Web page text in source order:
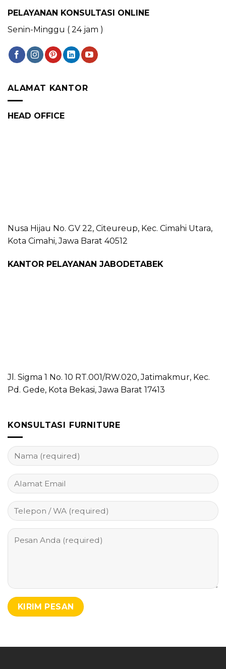
PELAYANAN KONSULTASI ONLINE
Senin-Minggu ( 24 jam )
ALAMAT KANTOR
HEAD OFFICE
Nusa Hijau No. GV 22, Citeureup, Kec. Cimahi Utara,
Kota Cimahi, Jawa Barat 40512
KANTOR PELAYANAN JABODETABEK
Jl. Sigma 1 No. 10 RT.001/RW.020, Jatimakmur, Kec.
Pd. Gede, Kota Bekasi, Jawa Barat 17413
KONSULTASI FURNITURE